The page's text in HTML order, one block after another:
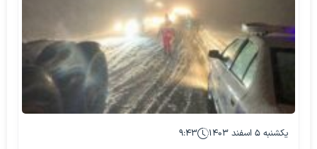
یکشنبه ۵ اسفند ۱۴۰۳ ۹:۴۳